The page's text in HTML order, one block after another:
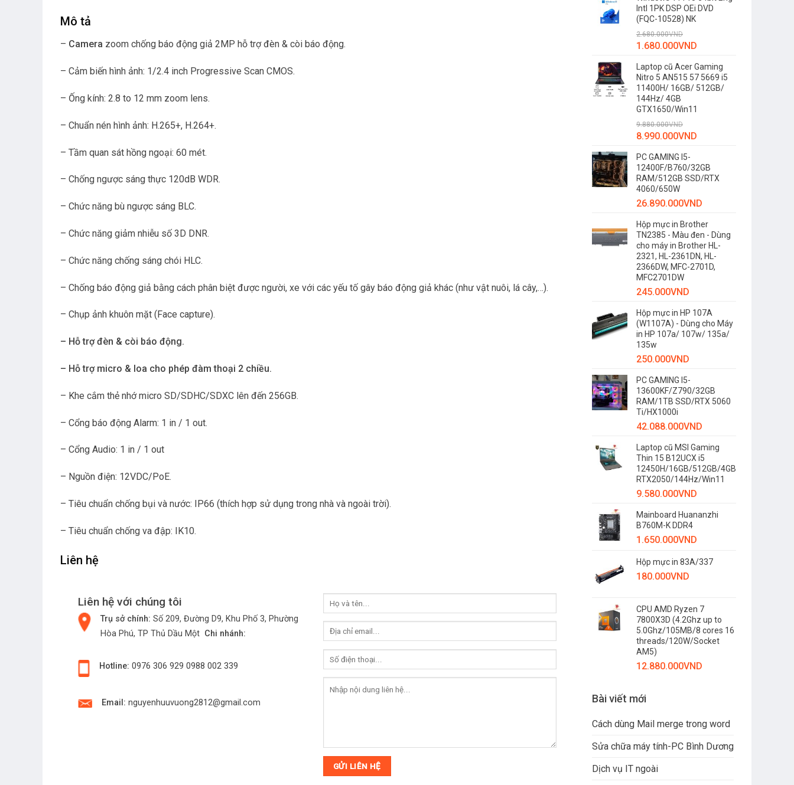
Intl 1PK DSP OEi DVD
(FQC-10528) NK
2.680.000VND
1.680.000VND
Laptop cũ Acer Gaming
Nitro 5 AN515 57 5669 i5
11400H/ 16GB/ 512GB/
144Hz/ 4GB
GTX1650/Win11
9.880.000VND
8.990.000VND
PC GAMING I5-
12400F/B760/32GB
RAM/512GB SSD/RTX
4060/650W
26.890.000VND
Hộp mực in Brother
TN2385 - Màu đen - Dùng
cho máy in Brother HL-
2321, HL-2361DN, HL-
2366DW, MFC-2701D,
MFC2701DW
245.000VND
Hộp mực in HP 107A
(W1107A) - Dùng cho Máy
in HP 107a/ 107w/ 135a/
135w
250.000VND
PC GAMING I5-
13600KF/Z790/32GB
RAM/1TB SSD/RTX 5060
Ti/HX1000i
42.088.000VND
Laptop cũ MSI Gaming
Thin 15 B12UCX i5
12450H/16GB/512GB/4GB
RTX2050/144Hz/Win11
9.580.000VND
Mainboard Huananzhi
B760M-K DDR4
1.650.000VND
Hộp mực in 83A/337
180.000VND
CPU AMD Ryzen 7
7800X3D (4.2Ghz up to
5.0Ghz/105MB/8 cores 16
threads/120W/Socket
AM5)
12.880.000VND
Bài viết mới
Cách dùng Mail merge trong word
Sửa chữa máy tính-PC Bình Dương
Dịch vụ IT ngoài
Mô tả
– Camera zoom chống báo động giả 2MP hỗ trợ đèn & còi báo động.
– Cảm biến hình ảnh: 1/2.4 inch Progressive Scan CMOS.
– Ống kính: 2.8 to 12 mm zoom lens.
– Chuẩn nén hình ảnh: H.265+, H.264+.
– Tầm quan sát hồng ngoại: 60 mét.
– Chống ngược sáng thực 120dB WDR.
– Chức năng bù ngược sáng BLC.
– Chức năng giảm nhiễu số 3D DNR.
– Chức năng chống sáng chói HLC.
– Chống báo động giả bằng cách phân biệt được người, xe với các yếu tố gây báo động giả khác (như vật nuôi, lá cây,…).
– Chụp ảnh khuôn mặt (Face capture).
– Hỗ trợ đèn & còi báo động.
– Hỗ trợ micro & loa cho phép đàm thoại 2 chiều.
– Khe cắm thẻ nhớ micro SD/SDHC/SDXC lên đến 256GB.
– Cổng báo động Alarm: 1 in / 1 out.
– Cổng Audio: 1 in / 1 out
– Nguồn điện: 12VDC/PoE.
– Tiêu chuẩn chống bụi và nước: IP66 (thích hợp sử dụng trong nhà và ngoài trời).
– Tiêu chuẩn chống va đập: IK10.
Liên hệ
Liên hệ với chúng tôi
Trụ sở chính: Số 209, Đường D9, Khu Phố 3, Phường
Hòa Phú, TP Thủ Dầu Một Chi nhánh:
Hotline: 0976 306 929 0988 002 339
Email: nguyenhuuvuong2812@gmail.com